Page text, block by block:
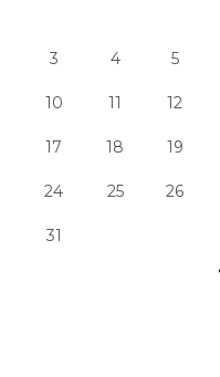
3 4 5
10 11 12
17 18 19
24 25 26
31